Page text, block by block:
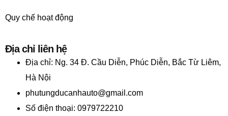
Quy chế hoạt động
Địa chỉ liên hệ
Địa chỉ: Ng. 34 Đ. Cầu Diễn, Phúc Diễn, Bắc Từ Liêm,
Hà Nội
phutungducanhauto@gmail.com
Số điện thoại: 0979722210